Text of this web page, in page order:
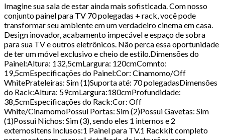
Imagine sua sala de estar ainda mais sofisticada. Com nosso
conjunto painel para TV 70 polegadas + rack, você pode
transformar seu ambiente em um verdadeiro cinema em casa.
Design inovador, acabamento impecável e espaço de sobra
para sua TV e outros eletrônicos. Não perca essa oportunidade
de ter um móvel exclusivo e cheio de estilo.Dimensões do
Painel:Altura: 132,5cmLargura: 120cmComnto:
19,5cmEspecificações do Painel:Cor: Cinamomo/Off
WhitePrateleiras: Sim (1)Suporta até: 70 polegadasDimensões
do Rack:Altura: 59cmLargura:180cmProfundidade:
38,5cmEspecificações do Rack:Cor: Off
White/CinamomoPossui Portas: Sim (2)Possui Gavetas: Sim
(1)Possui Nichos: Sim (3), sendo eles 1 internos e 2
externosItens Inclusos:1 Painel para TV.1 Rackkit completo